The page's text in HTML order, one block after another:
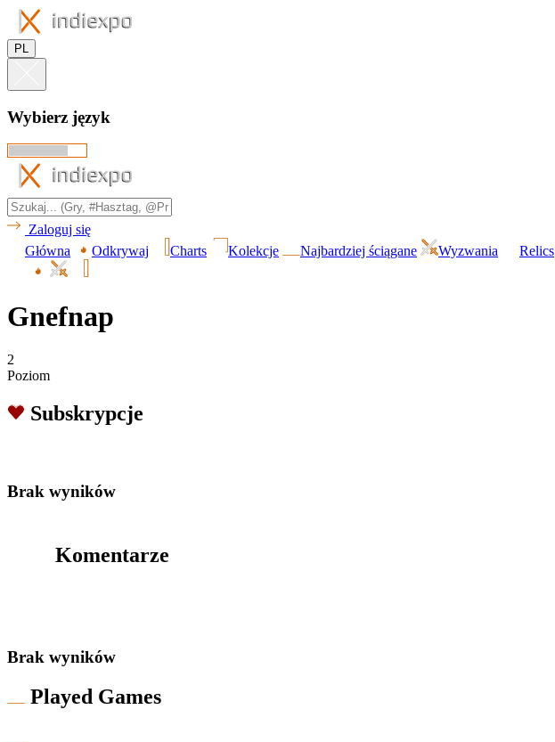
PL
Wybierz język
Zaloguj się
Główna
Odkrywaj Charts Kolekcje Najbardziej ściągane Wyzwania Relics
Gnefnap
2
Poziom
Subskrypcje
Brak wyników
Komentarze
Brak wyników
Played Games